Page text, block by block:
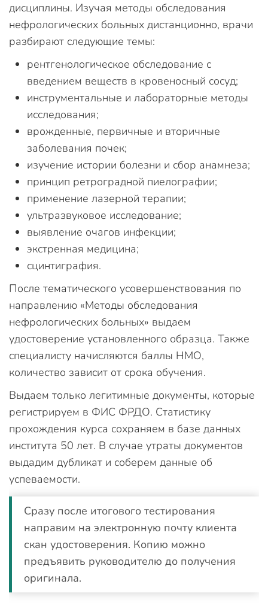
дисциплины. Изучая методы обследования
нефрологических больных дистанционно, врачи
разбирают следующие темы:
рентгенологическое обследование с
введением веществ в кровеносный сосуд;
инструментальные и лабораторные методы
исследования;
врожденные, первичные и вторичные
заболевания почек;
изучение истории болезни и сбор анамнеза;
принцип ретроградной пиелографии;
применение лазерной терапии;
ультразвуковое исследование;
выявление очагов инфекции;
экстренная медицина;
сцинтиграфия.
После тематического усовершенствования по
направлению «Методы обследования
нефрологических больных» выдаем
удостоверение установленного образца. Также
специалисту начисляются баллы НМО,
количество зависит от срока обучения.
Выдаем только легитимные документы, которые
регистрируем в ФИС ФРДО. Статистику
прохождения курса сохраняем в базе данных
института 50 лет. В случае утраты документов
выдадим дубликат и соберем данные об
успеваемости.
Сразу после итогового тестирования
направим на электронную почту клиента
скан удостоверения. Копию можно
предъявить руководителю до получения
оригинала.